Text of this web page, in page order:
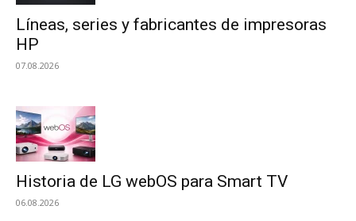
Líneas, series y fabricantes de impresoras
HP
07.08.2026
Historia de LG webOS para Smart TV
06.08.2026